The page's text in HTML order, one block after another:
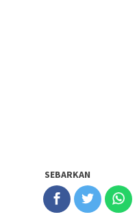
SEBARKAN